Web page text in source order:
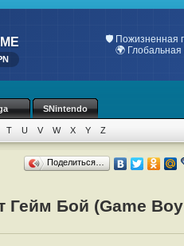
💯 Только
📋
SNintendo
T U V W X Y Z
Поделиться…
Гейм Бой (Game Boy